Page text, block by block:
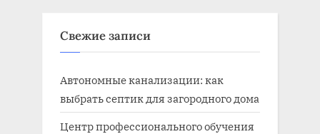
Свежие записи
Автономные канализации: как
выбрать септик для загородного дома
Центр профессионального обучения